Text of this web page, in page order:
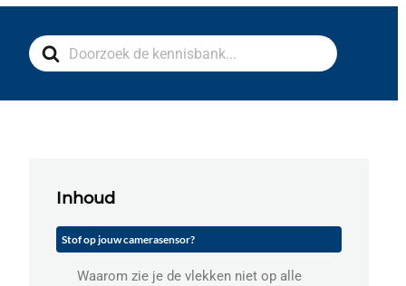
Search
For
Inhoud
Stof op jouw camerasensor?
Waarom zie je de vlekken niet op alle